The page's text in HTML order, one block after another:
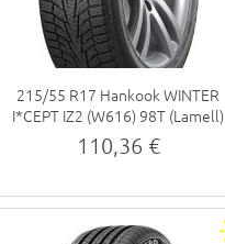
215/55 R17 Hankook WINTER
I*CEPT IZ2 (W616) 98T (Lamell)
110,36 €